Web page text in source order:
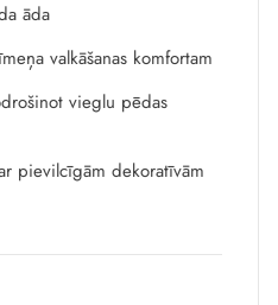
āda
valkāšanas komfortam
vieglu pēdas
pievilcīgām dekoratīvām